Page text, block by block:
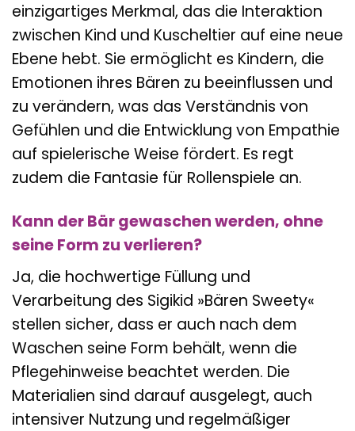
einzigartiges Merkmal, das die Interaktion
zwischen Kind und Kuscheltier auf eine neue
Ebene hebt. Sie ermöglicht es Kindern, die
Emotionen ihres Bären zu beeinflussen und
zu verändern, was das Verständnis von
Gefühlen und die Entwicklung von Empathie
auf spielerische Weise fördert. Es regt
zudem die Fantasie für Rollenspiele an.
Kann der Bär gewaschen werden, ohne
seine Form zu verlieren?
Ja, die hochwertige Füllung und
Verarbeitung des Sigikid »Bären Sweety«
stellen sicher, dass er auch nach dem
Waschen seine Form behält, wenn die
Pflegehinweise beachtet werden. Die
Materialien sind darauf ausgelegt, auch
intensiver Nutzung und regelmäßiger